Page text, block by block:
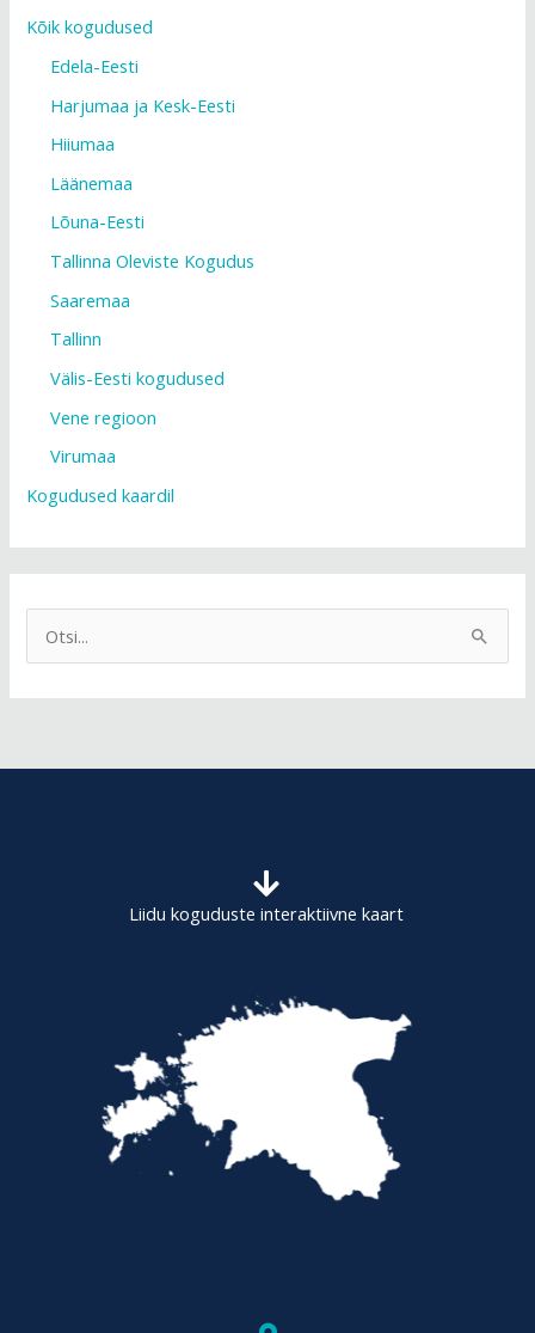
Kõik kogudused
Edela-Eesti
Harjumaa ja Kesk-Eesti
Hiiumaa
Läänemaa
Lõuna-Eesti
Tallinna Oleviste Kogudus
Saaremaa
Tallinn
Välis-Eesti kogudused
Vene regioon
Virumaa
Kogudused kaardil
Liidu koguduste interaktiivne kaart